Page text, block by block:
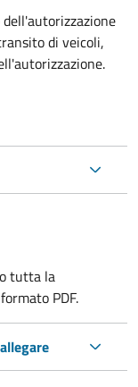
di veicoli,
tutta la
PDF.